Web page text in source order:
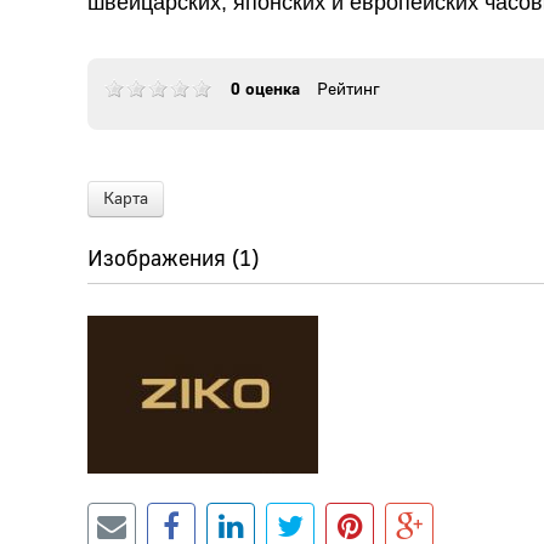
Рейтинг
0 оценка
Карта
Изображения (1)